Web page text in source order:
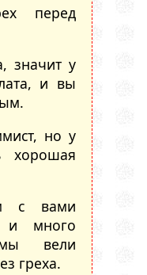
перед
значит у
и вы
но у
хорошая
с вами
и много
вели
греха.